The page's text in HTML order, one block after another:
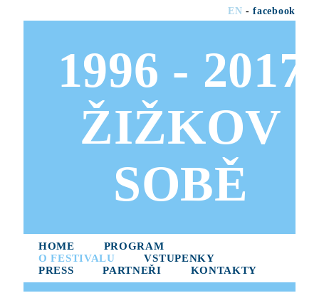
EN -facebook
1996 - 2017
ŽIŽKOV
SOBĚ
HOME
PROGRAM
O FESTIVALU
VSTUPENKY
PRESS
PARTNEŘI KONTAKTY